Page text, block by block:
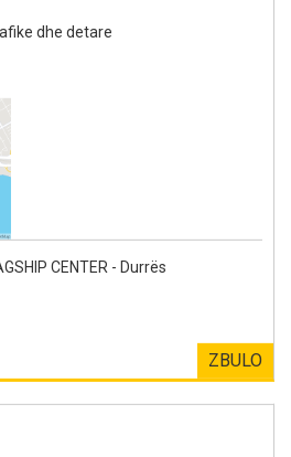
dhe detare
CENTER - Durrës
ZBULO